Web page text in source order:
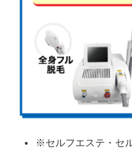
※セルフエステ・セ